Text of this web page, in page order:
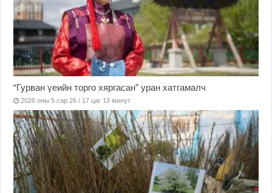
“Гурван үеийн торго хяргасан” уран хатгамалч
2026 оны 5 сар 26 / 17 цаг 13 минут